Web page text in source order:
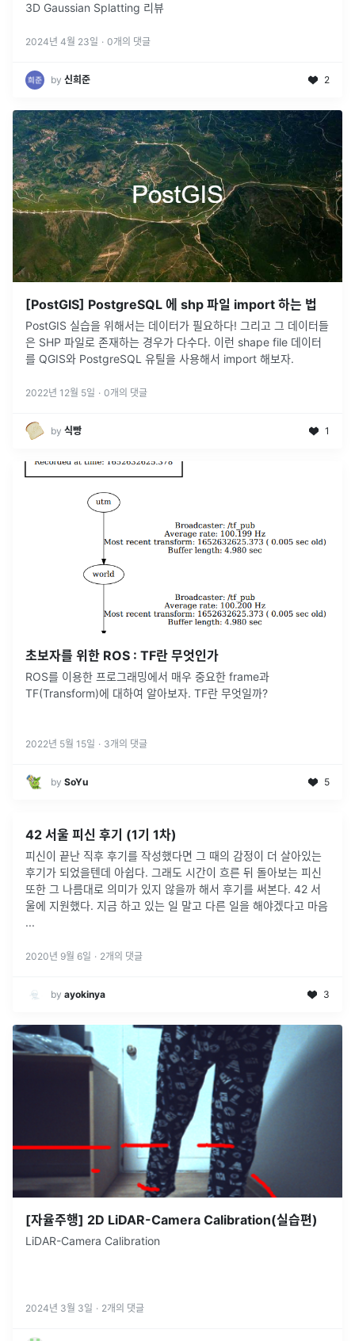
3D Gaussian Splatting 리뷰
2024년 4월 23일 · 0개의 댓글
by 신희준 2
[PostGIS] PostgreSQL 에 shp 파일 import 하는 법
PostGIS 실습을 위해서는 데이터가 필요하다! 그리고 그 데이터들
은 SHP 파일로 존재하는 경우가 다수다. 이런 shape file 데이터
를 QGIS와 PostgreSQL 유틸을 사용해서 import 해보자.
2022년 12월 5일 · 0개의 댓글
by 식빵 1
초보자를 위한 ROS : TF란 무엇인가
ROS를 이용한 프로그래밍에서 매우 중요한 frame과
TF(Transform)에 대하여 알아보자. TF란 무엇일까?
2022년 5월 15일 · 3개의 댓글
by SoYu 5
42 서울 피신 후기 (1기 1차)
피신이 끝난 직후 후기를 작성했다면 그 때의 감정이 더 살아있는
후기가 되었을텐데 아쉽다. 그래도 시간이 흐른 뒤 돌아보는 피신
또한 그 나름대로 의미가 있지 않을까 해서 후기를 써본다. 42 서
울에 지원했다. 지금 하고 있는 일 말고 다른 일을 해야겠다고 마음
...
2020년 9월 6일 · 2개의 댓글
by ayokinya 3
[자율주행] 2D LiDAR-Camera Calibration(실습편)
LiDAR-Camera Calibration
2024년 3월 3일 · 2개의 댓글